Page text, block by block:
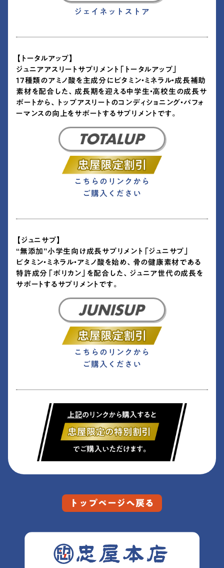
ジェイネットストア
【トータルアップ】
ジュニアアスリートサプリメント「トータルアップ」
17種類のアミノ酸を主成分にビタミン・ミネラル・成長補助
素材を配合した、成長期を迎える中学生・高校生の成長サ
ポートから、トップアスリートのコンディショニング・パフォ
ーマンスの向上をサポートするサプリメントです。
こちらのリンクから
ご購入ください
【ジュニサプ】
“無添加”小学生向け成長サプリメント「ジュニサプ」
ビタミン・ミネラル・アミノ酸を始め、骨の健康素材である
特許成分「ポリカン」を配合した、ジュニア世代の成長を
サポートするサプリメントです。
こちらのリンクから
ご購入ください
トップページへ戻る